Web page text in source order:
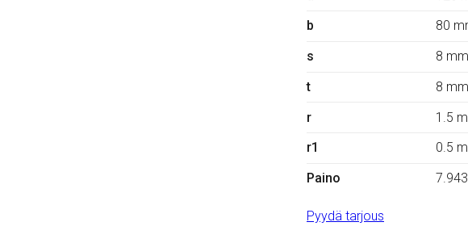
b
80
s
8 mm
t
8 mm
r
1.5
r1
0.5
Paino
Pyydä tarjous